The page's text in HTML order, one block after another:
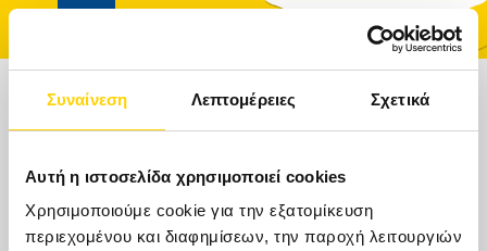
Συναίνεση Λεπτομέρειες Σχετικά
Αυτή η ιστοσελίδα χρησιμοποιεί cookies
Χρησιμοποιούμε cookie για την εξατομίκευση
περιεχομένου και διαφημίσεων, την παροχή λειτουργιών
ΤΑΞΊΔΙΑ
ΠΟΥ ΘΕΛΕΤΕ ΝΑ ΤΑΞΙΔΕΨΕΤΕ;
Ημερομηνίες